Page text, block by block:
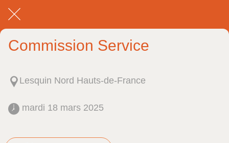
Commission Service
Lesquin Nord Hauts-de-France
mardi 18 mars 2025